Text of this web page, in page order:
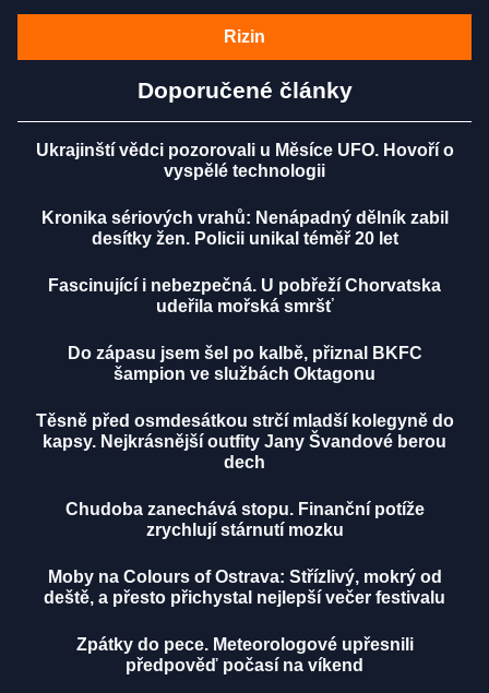
Rizin
Doporučené články
Ukrajinští vědci pozorovali u Měsíce UFO. Hovoří o
vyspělé technologii
Kronika sériových vrahů: Nenápadný dělník zabil
desítky žen. Policii unikal téměř 20 let
Fascinující i nebezpečná. U pobřeží Chorvatska
udeřila mořská smršť
Do zápasu jsem šel po kalbě, přiznal BKFC
šampion ve službách Oktagonu
Těsně před osmdesátkou strčí mladší kolegyně do
kapsy. Nejkrásnější outfity Jany Švandové berou
dech
Chudoba zanechává stopu. Finanční potíže
zrychlují stárnutí mozku
Moby na Colours of Ostrava: Střízlivý, mokrý od
deště, a přesto přichystal nejlepší večer festivalu
Zpátky do pece. Meteorologové upřesnili
předpověď počasí na víkend